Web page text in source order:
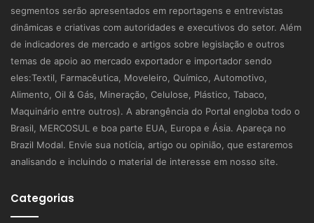
segmentos serão apresentados em reportagens e entrevistas
dinâmicas e criativas com autoridades e executivos do setor. Além
de indicadores de mercado e artigos sobre legislação e outros
temas de apoio ao mercado exportador e importador sendo
eles:Textil, Farmacêutica, Moveleiro, Químico, Automotivo,
Alimento, Oil & Gás, Mineração, Celulose, Plástico, Tabaco,
Maquinário entre outros). A abrangência do Portal engloba todo o
Brasil, MERCOSUL e boa parte EUA, Europa e Ásia. Apareça no
Brazil Modal. Envie sua notícia, artigo ou opinião, que estaremos
analisando e incluindo o material de interesse em nosso site.
Categorias